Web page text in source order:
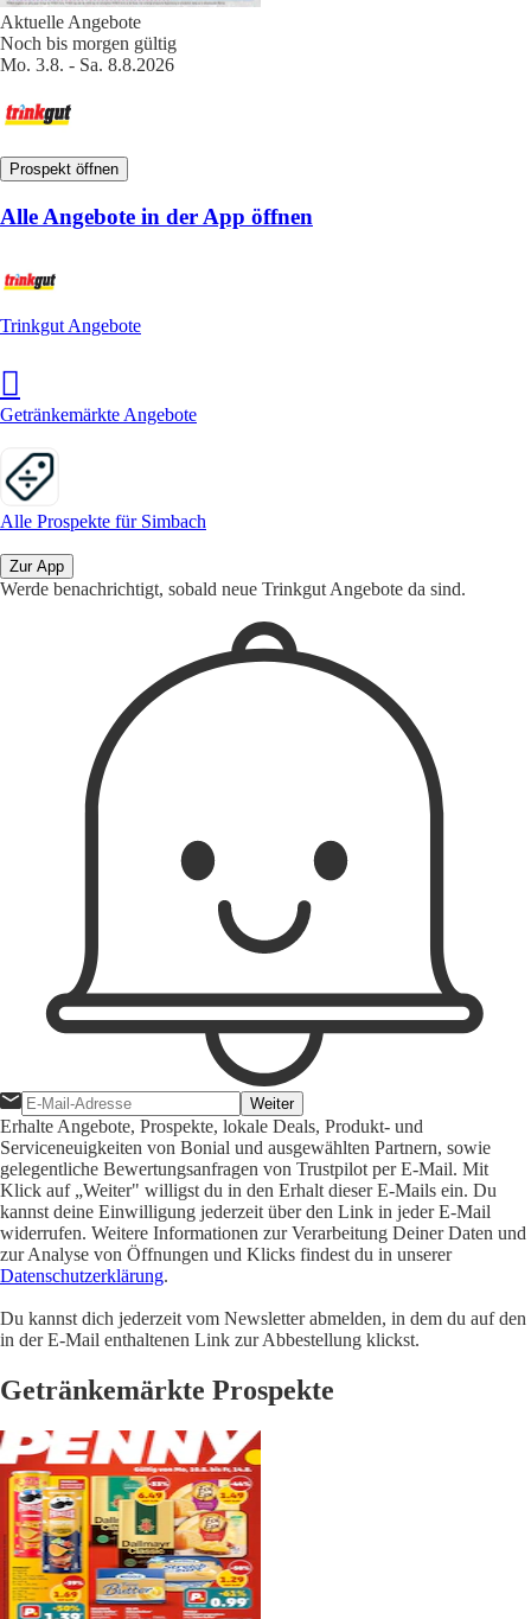
Aktuelle Angebote
Noch bis morgen gültig
Mo. 3.8. - Sa. 8.8.2026
Prospekt öffnen
Alle Angebote in der App öffnen
Trinkgut Angebote
Getränkemärkte Angebote
Alle Prospekte für Simbach
Zur App
Werde benachrichtigt, sobald neue Trinkgut Angebote da sind.
Weiter
Erhalte Angebote, Prospekte, lokale Deals, Produkt- und
Serviceneuigkeiten von Bonial und ausgewählten Partnern, sowie
gelegentliche Bewertungsanfragen von Trustpilot per E-Mail. Mit
Klick auf „Weiter" willigst du in den Erhalt dieser E-Mails ein. Du
kannst deine Einwilligung jederzeit über den Link in jeder E-Mail
widerrufen. Weitere Informationen zur Verarbeitung Deiner Daten und
zur Analyse von Öffnungen und Klicks findest du in unserer
Datenschutzerklärung.
Du kannst dich jederzeit vom Newsletter abmelden, in dem du auf den
in der E-Mail enthaltenen Link zur Abbestellung klickst.
Getränkemärkte Prospekte